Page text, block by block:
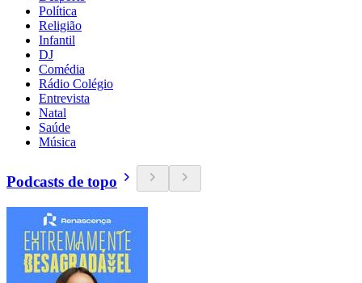
Política
Religião
Infantil
DJ
Comédia
Rádio Colégio
Entrevista
Natal
Saúde
Música
Podcasts de topo